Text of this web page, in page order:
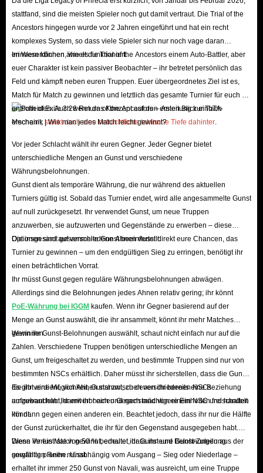
stattfand, sind die meisten Spieler noch gut damit vertraut. Die Trial of the
Ancestors hingegen wurde vor 2 Jahren eingeführt und hat ein recht
komplexes System, so dass viele Spieler sich nur noch vage daran
erinnern können, wie es funktioniert.
Im Wesentlichen ähnelt die Trial of the Ancestors einem Auto-Battler, aber
euer Charakter ist kein passiver Beobachter – ihr betretet persönlich das
Feld und kämpft neben euren Truppen. Euer übergeordnetes Ziel ist es,
Match für Match zu gewinnen und letztlich das gesamte Turnier für euch zu
entscheiden. Auch wenn das Konzept auf den ersten Blick einfach
erscheint, steckt doch eine beträchtliche taktische Tiefe dahinter
Vor jeder Schlacht wählt ihr euren Gegner. Jeder Gegner bietet
unterschiedliche Mengen an Gunst und verschiedene
Währungsbelohnungen.
Gunst dient als temporäre Währung, die nur während des aktuellen
Turniers gültig ist. Sobald das Turnier endet, wird alle angesammelte Gunst
auf null zurückgesetzt. Ihr verwendet Gunst, um neue Truppen
anzuwerben, sie aufzuwerten und Gegenstände zu erwerben – diese
Optionen sind auf verschiedene Ahnen verteilt.
Die insgesamt gesammelte Gunst beeinflusst direkt eure Chancen, das
Turnier zu gewinnen – um den endgültigen Sieg zu erringen, benötigt ihr
einen beträchtlichen Vorrat.
Ihr müsst Gunst gegen reguläre Währungsbelohnungen abwägen.
Allerdings sind die Belohnungen jedes Ahnen relativ gering; ihr könnt
PoE-Währung bei IGGM kaufen. Wenn ihr Gegner basierend auf der
Menge an Gunst auswählt, die ihr ansammelt, könnt ihr mehr Matches
gewinnen.
Wenn ihr Gunst-Belohnungen auswählt, schaut nicht einfach nur auf die
Zahlen. Verschiedene Truppen benötigen unterschiedliche Mengen an
Gunst, um freigeschaltet zu werden, und bestimmte Truppen sind nur von
bestimmten NSCs erhältlich. Daher müsst ihr sicherstellen, dass die Gunst,
die ihr verdient, von Ahnen stammt, zu denen ihr bereits eine Beziehung
aufgebaut habt, damit ihr nach und nach mächtigere Einheiten freischalten
könnt.
Es gibt eine Möglichkeit, Gunst zwischen verschiedenen NSCs
umzuwandeln: Ihr erwerbt einen Gegenstand von einem NSC und handelt
ihn dann gegen einen anderen ein. Beachtet jedoch, dass ihr nur die Hälfte
der Gunst zurückerhaltet, die ihr für den Gegenstand ausgegeben habt.
Diese Verlustrate von 50 % bedeutet, dass ihr eure Gunst-Zuteilung
sorgfältig planen müsst.
Wenn ihr ein Match gewinnt, erhaltet ihr Gunst und Belohnungen aus der
gewählten Reihe. Unabhängig vom Ausgang – Sieg oder Niederlage –
erhaltet ihr immer 250 Gunst von Navali, was ausreicht, um eine Truppe